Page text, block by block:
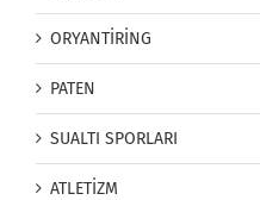
ORYANTİRİNG
PATEN
SUALTI SPORLARI
ATLETİZM